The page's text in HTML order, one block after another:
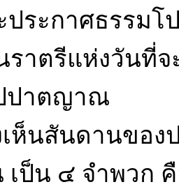
ระกาศธรรมโ
ราตรีแห่งวันที่
ปาตญาณ
เห็นสันดานขอ
เป็น ๔ จำพวก